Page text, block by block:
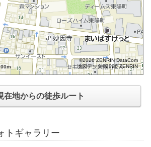
©2026 ZENRIN DataCom
地図データ©2026 ZENRIN
在地からの徒歩ルート
トギャラリー